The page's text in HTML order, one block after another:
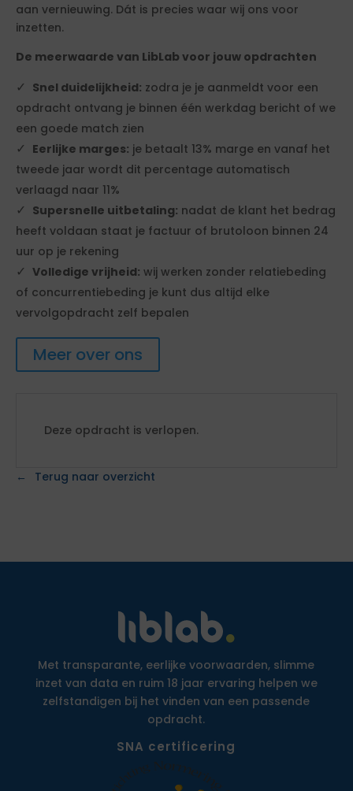
aan vernieuwing. Dát is precies waar wij ons voor
inzetten.
De meerwaarde van LibLab voor jouw opdrachten
Snel duidelijkheid: zodra je je aanmeldt voor een
opdracht ontvang je binnen één werkdag bericht of we
een goede match zien
Eerlijke marges: je betaalt 13% marge en vanaf het
tweede jaar wordt dit percentage automatisch
verlaagd naar 11%
Supersnelle uitbetaling: nadat de klant het bedrag
heeft voldaan staat je factuur of brutoloon binnen 24
uur op je rekening
Volledige vrijheid: wij werken zonder relatiebeding
of concurrentiebeding je kunt dus altijd elke
vervolgopdracht zelf bepalen
Meer over ons
Deze opdracht is verlopen.
Terug naar overzicht
Met transparante, eerlijke voorwaarden, slimme
inzet van data en ruim 18 jaar ervaring helpen we
zelfstandigen bij het vinden van een passende
opdracht.
SNA certificering